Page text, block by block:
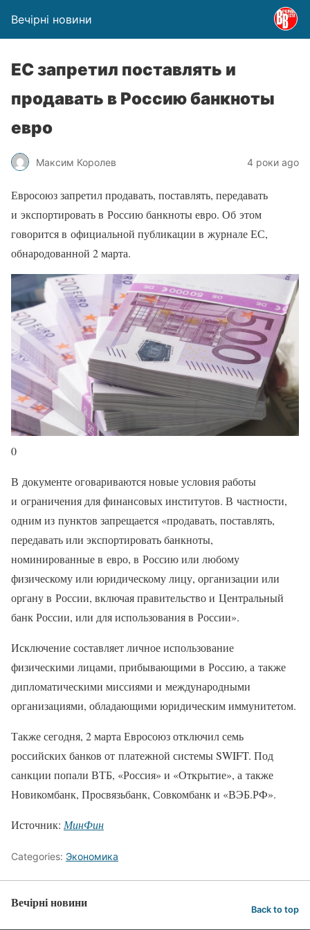
Вечірні новини
ЕС запретил поставлять и
продавать в Россию банкноты
евро
Максим Королев 4 роки ago
Евросоюз запретил продавать, поставлять, передавать
и экспортировать в Россию банкноты евро. Об этом
говорится в официальной публикации в журнале ЕС,
обнародованной 2 марта.
0
В документе оговариваются новые условия работы
и ограничения для финансовых институтов. В частности,
одним из пунктов запрещается «продавать, поставлять,
передавать или экспортировать банкноты,
номинированные в евро, в Россию или любому
физическому или юридическому лицу, организации или
органу в России, включая правительство и Центральный
банк России, или для использования в России».
Исключение составляет личное использование
физическими лицами, прибывающими в Россию, а также
дипломатическими миссиями и международными
организациями, обладающими юридическим иммунитетом.
Также сегодня, 2 марта Евросоюз отключил семь
российских банков от платежной системы SWIFT. Под
санкции попали ВТБ, «Россия» и «Открытие», а также
Новикомбанк, Просвязьбанк, Совкомбанк и «ВЭБ.РФ».
Источник: МинФин
Categories: Экономика
Вечірні новини Back to top